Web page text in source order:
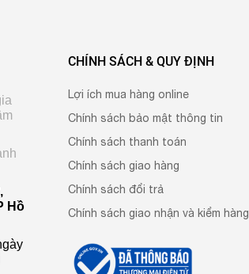
Hồ
CHÍNH SÁCH & QUY ĐỊNH
Lợi ích mua hàng online
Chính sách bảo mật thông tin
Chính sách thanh toán
Chính sách giao hàng
Chính sách đổi trả
Chính sách giao nhận và kiểm hàng